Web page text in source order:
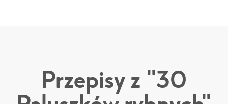
Przepisy z "30